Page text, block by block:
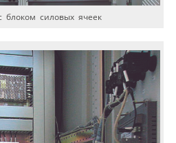
силовых ячеек